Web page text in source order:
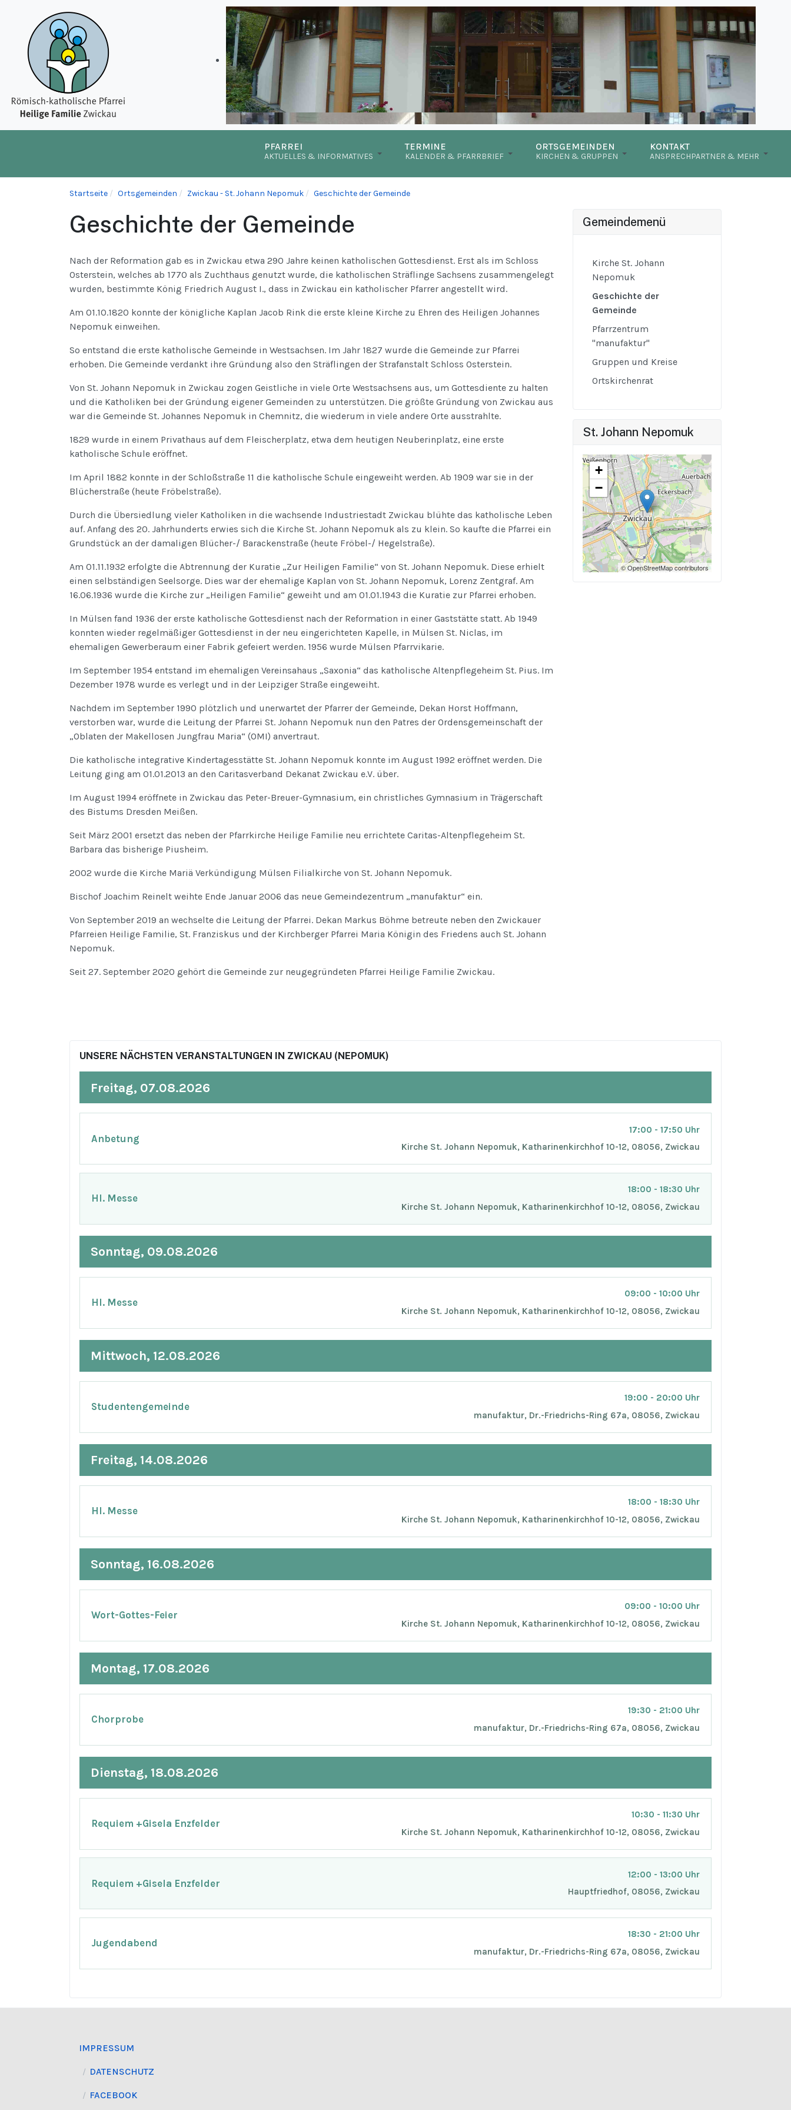
PFARREI
AKTUELLES & INFORMATIVES
TERMINE
KALENDER & PFARRBRIEF
ORTSGEMEINDEN
KIRCHEN & GRUPPEN
KONTAKT
ANSPRECHPARTNER & MEHR
Startseite Ortsgemeinden Zwickau - St. Johann Nepomuk Geschichte der Gemeinde
Geschichte der Gemeinde
Nach der Reformation gab es in Zwickau etwa 290 Jahre keinen katholischen Gottesdienst. Erst als im Schloss
Osterstein, welches ab 1770 als Zuchthaus genutzt wurde, die katholischen Sträflinge Sachsens zusammengelegt
wurden, bestimmte König Friedrich August I., dass in Zwickau ein katholischer Pfarrer angestellt wird.
Am 01.10.1820 konnte der königliche Kaplan Jacob Rink die erste kleine Kirche zu Ehren des Heiligen Johannes
Nepomuk einweihen.
So entstand die erste katholische Gemeinde in Westsachsen. Im Jahr 1827 wurde die Gemeinde zur Pfarrei
erhoben. Die Gemeinde verdankt ihre Gründung also den Sträflingen der Strafanstalt Schloss Osterstein.
Von St. Johann Nepomuk in Zwickau zogen Geistliche in viele Orte Westsachsens aus, um Gottesdiente zu halten
und die Katholiken bei der Gründung eigener Gemeinden zu unterstützen. Die größte Gründung von Zwickau aus
war die Gemeinde St. Johannes Nepomuk in Chemnitz, die wiederum in viele andere Orte ausstrahlte.
1829 wurde in einem Privathaus auf dem Fleischerplatz, etwa dem heutigen Neuberinplatz, eine erste
katholische Schule eröffnet.
Im April 1882 konnte in der Schloßstraße 11 die katholische Schule eingeweiht werden. Ab 1909 war sie in der
Blücherstraße (heute Fröbelstraße).
Durch die Übersiedlung vieler Katholiken in die wachsende Industriestadt Zwickau blühte das katholische Leben
auf. Anfang des 20. Jahrhunderts erwies sich die Kirche St. Johann Nepomuk als zu klein. So kaufte die Pfarrei ein
Grundstück an der damaligen Blücher-/ Barackenstraße (heute Fröbel-/ Hegelstraße).
Am 01.11.1932 erfolgte die Abtrennung der Kuratie „Zur Heiligen Familie“ von St. Johann Nepomuk. Diese erhielt
einen selbständigen Seelsorge. Dies war der ehemalige Kaplan von St. Johann Nepomuk, Lorenz Zentgraf. Am
16.06.1936 wurde die Kirche zur „Heiligen Familie“ geweiht und am 01.01.1943 die Kuratie zur Pfarrei erhoben.
In Mülsen fand 1936 der erste katholische Gottesdienst nach der Reformation in einer Gaststätte statt. Ab 1949
konnten wieder regelmäßiger Gottesdienst in der neu eingerichteten Kapelle, in Mülsen St. Niclas, im
ehemaligen Gewerberaum einer Fabrik gefeiert werden. 1956 wurde Mülsen Pfarrvikarie.
Im September 1954 entstand im ehemaligen Vereinsahaus „Saxonia“ das katholische Altenpflegeheim St. Pius. Im
Dezember 1978 wurde es verlegt und in der Leipziger Straße eingeweiht.
Nachdem im September 1990 plötzlich und unerwartet der Pfarrer der Gemeinde, Dekan Horst Hoffmann,
verstorben war, wurde die Leitung der Pfarrei St. Johann Nepomuk nun den Patres der Ordensgemeinschaft der
„Oblaten der Makellosen Jungfrau Maria“ (OMI) anvertraut.
Die katholische integrative Kindertagesstätte St. Johann Nepomuk konnte im August 1992 eröffnet werden. Die
Leitung ging am 01.01.2013 an den Caritasverband Dekanat Zwickau e.V. über.
Im August 1994 eröffnete in Zwickau das Peter-Breuer-Gymnasium, ein christliches Gymnasium in Trägerschaft
des Bistums Dresden Meißen.
Seit März 2001 ersetzt das neben der Pfarrkirche Heilige Familie neu errichtete Caritas-Altenpflegeheim St.
Barbara das bisherige Piusheim.
2002 wurde die Kirche Mariä Verkündigung Mülsen Filialkirche von St. Johann Nepomuk.
Bischof Joachim Reinelt weihte Ende Januar 2006 das neue Gemeindezentrum „manufaktur“ ein.
Von September 2019 an wechselte die Leitung der Pfarrei. Dekan Markus Böhme betreute neben den Zwickauer
Pfarreien Heilige Familie, St. Franziskus und der Kirchberger Pfarrei Maria Königin des Friedens auch St. Johann
Nepomuk.
Seit 27. September 2020 gehört die Gemeinde zur neugegründeten Pfarrei Heilige Familie Zwickau.
Gemeindemenü
Kirche St. Johann
Nepomuk
Geschichte der
Gemeinde
Pfarrzentrum
"manufaktur"
Gruppen und Kreise
Ortskirchenrat
St. Johann Nepomuk
+
−
© OpenStreetMap contributors
UNSERE NÄCHSTEN VERANSTALTUNGEN IN ZWICKAU (NEPOMUK)
Freitag, 07.08.2026
Anbetung
17:00 - 17:50 Uhr
Kirche St. Johann Nepomuk, Katharinenkirchhof 10-12, 08056, Zwickau
Hl. Messe
18:00 - 18:30 Uhr
Kirche St. Johann Nepomuk, Katharinenkirchhof 10-12, 08056, Zwickau
Sonntag, 09.08.2026
Hl. Messe
09:00 - 10:00 Uhr
Kirche St. Johann Nepomuk, Katharinenkirchhof 10-12, 08056, Zwickau
Mittwoch, 12.08.2026
Studentengemeinde
19:00 - 20:00 Uhr
manufaktur, Dr.-Friedrichs-Ring 67a, 08056, Zwickau
Freitag, 14.08.2026
Hl. Messe
18:00 - 18:30 Uhr
Kirche St. Johann Nepomuk, Katharinenkirchhof 10-12, 08056, Zwickau
Sonntag, 16.08.2026
Wort-Gottes-Feier
09:00 - 10:00 Uhr
Kirche St. Johann Nepomuk, Katharinenkirchhof 10-12, 08056, Zwickau
Montag, 17.08.2026
Chorprobe
19:30 - 21:00 Uhr
manufaktur, Dr.-Friedrichs-Ring 67a, 08056, Zwickau
Dienstag, 18.08.2026
Requiem +Gisela Enzfelder
10:30 - 11:30 Uhr
Kirche St. Johann Nepomuk, Katharinenkirchhof 10-12, 08056, Zwickau
Requiem +Gisela Enzfelder
12:00 - 13:00 Uhr
Hauptfriedhof, 08056, Zwickau
Jugendabend
18:30 - 21:00 Uhr
manufaktur, Dr.-Friedrichs-Ring 67a, 08056, Zwickau
IMPRESSUM
DATENSCHUTZ
FACEBOOK